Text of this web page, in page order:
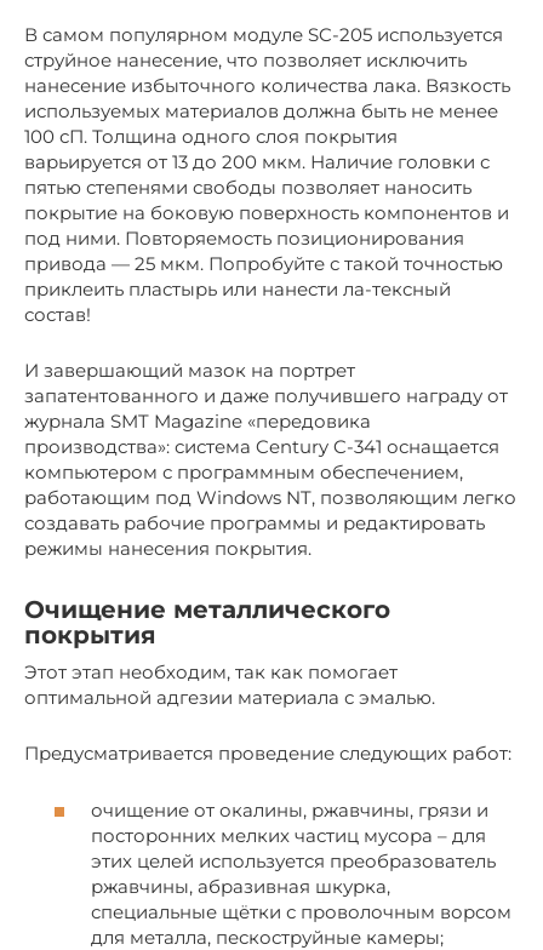
В самом популярном модуле SC-205 используется
струйное нанесение, что позволяет исключить
нанесение избыточного количества лака. Вязкость
используемых материалов должна быть не менее
100 сП. Толщина одного слоя покрытия
варьируется от 13 до 200 мкм. Наличие головки с
пятью степенями свободы позволяет наносить
покрытие на боковую поверхность компонентов и
под ними. Повторяемость позиционирования
привода — 25 мкм. Попробуйте с такой точностью
приклеить пластырь или нанести ла-тексный
состав!
И завершающий мазок на портрет
запатентованного и даже получившего награду от
журнала SMT Magazine «передовика
производства»: система Century C-341 оснащается
компьютером с программным обеспечением,
работающим под Windows NT, позволяющим легко
создавать рабочие программы и редактировать
режимы нанесения покрытия.
Очищение металлического
покрытия
Этот этап необходим, так как помогает
оптимальной адгезии материала с эмалью.
Предусматривается проведение следующих работ:
очищение от окалины, ржавчины, грязи и
посторонних мелких частиц мусора – для
этих целей используется преобразователь
ржавчины, абразивная шкурка,
специальные щётки с проволочным ворсом
для металла, пескоструйные камеры;